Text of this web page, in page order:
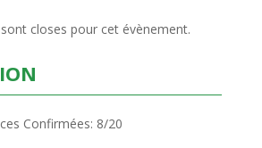
closes pour cet évènement.
Confirmées: 8/20